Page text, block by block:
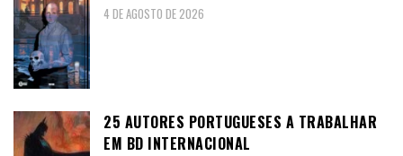
4 DE AGOSTO DE 2026
25 AUTORES PORTUGUESES A TRABALHAR
EM BD INTERNACIONAL